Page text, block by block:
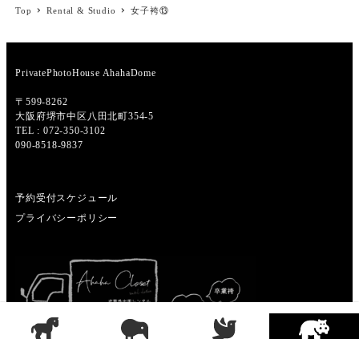
Top Rental & Studio 女子袴⑬
PrivatePhotoHouse AhahaDome
〒599-8262
大阪府堺市中区八田北町354-5
TEL : 072-350-3102
090-8518-9837
予約受付スケジュール
プライバシーポリシー